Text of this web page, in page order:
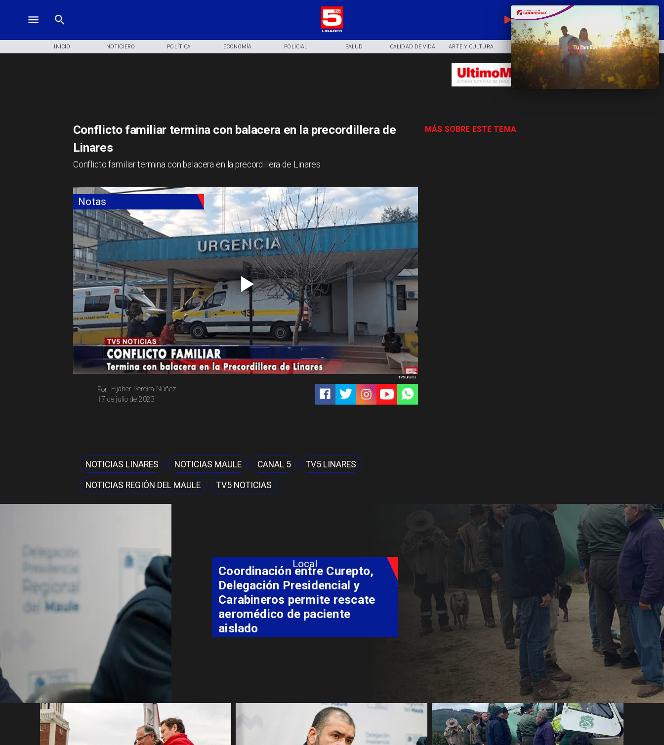
EN VIVO
INICIO NOTICIERO POLÍTICA ECONOMÍA POLICIAL SALUD CALIDAD DE VIDA ARTE Y CULTURA COMUNIDAD DEPORTES
Notas
Eljaher Pereira Núñez
Por
17 de julio de 2023
TV5 Linares
MÁS SOBRE ESTE TEMA
Conflicto familiar termina con balacera en la precordillera de
Linares
Conflicto familiar termina con balacera en la precordillera de Linares
NOTICIAS LINARES NOTICIAS MAULE CANAL 5 TV5 LINARES
NOTICIAS REGIÓN DEL MAULE TV5 NOTICIAS
Local
Coordinación entre Curepto,
Delegación Presidencial y
Carabineros permite rescate
aeromédico de paciente